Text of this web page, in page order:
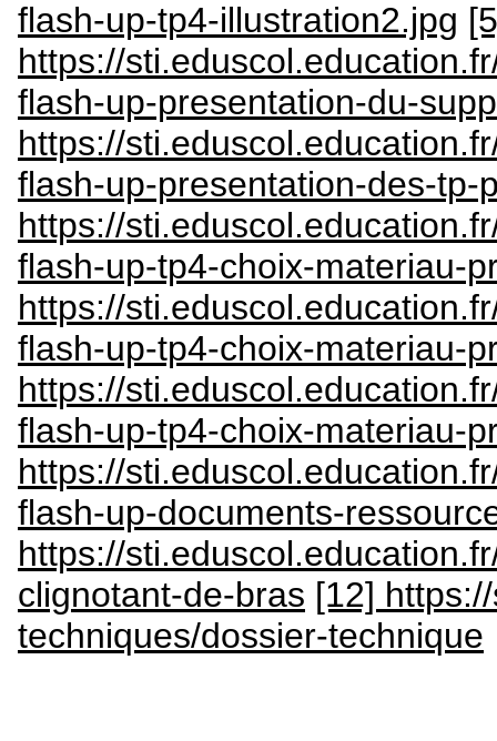
flash-up-tp4-illustration2.jpg
https://
flash-up-presentation-du-
https://
flash-up-presentation-des-tp-
https://
flash-up-tp4-choix-materiau-
https://
flash-up-tp4-choix-materiau-
https://
flash-up-tp4-choix-materiau-
https://
flash-up-documents-
https://
clignotant-de-bras [12]
techniques/dossier-technique